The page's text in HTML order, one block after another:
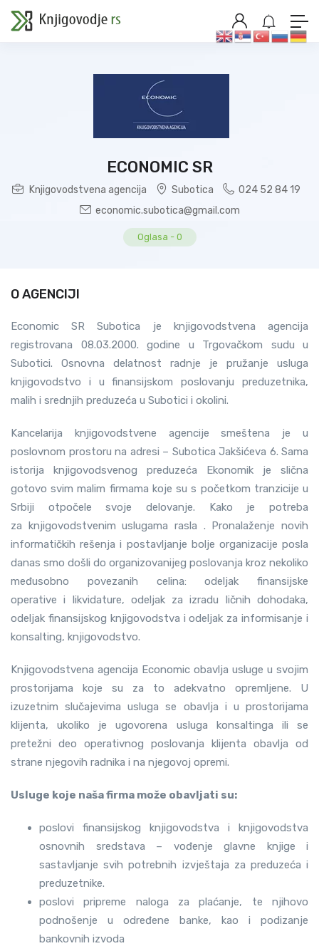
ECONOMIC SR
Knjigovodstvena agencija Subotica
024 52 84 19
economic.subotica@gmail.com
Oglasa - 0
O AGENCIJI
Economic SR Subotica je knjigovodstvena agencija
registrovana 08.03.2000. godine u Trgovačkom sudu u
Subotici. Osnovna delatnost radnje je pružanje usluga
knjigovodstvo i u finansijskom poslovanju preduzetnika,
malih i srednjih preduzeća u Subotici i okolini.
Kancelarija knjigovodstvene agencije smeštena je u
poslovnom prostoru na adresi – Subotica Jakšićeva 6. Sama
istorija knjigovodsvenog preduzeća Ekonomik je slična
gotovo svim malim firmama koje su s početkom tranzicije u
Srbiji otpočele svoje delovanje. Kako je potreba
za knjigovodstvenim uslugama rasla . Pronalaženje novih
informatičkih rešenja i postavljanje bolje organizacije posla
danas smo došli do organizovanijeg poslovanja kroz nekoliko
međusobno povezanih celina: odeljak finansijske
operative i likvidature, odeljak za izradu ličnih dohodaka,
odeljak finansijskog knjigovodstva i odeljak za informisanje i
konsalting, knjigovodstvo.
Knjigovodstvena agencija Economic obavlja usluge u svojim
prostorijama koje su za to adekvatno opremljene. U
izuzetnim slučajevima usluga se obavlja i u prostorijama
klijenta, ukoliko je ugovorena usluga konsaltinga ili se
pretežni deo operativnog poslovanja klijenta obavlja od
strane njegovih radnika i na njegovoj opremi.
Usluge koje naša firma može obavljati su:
poslovi finansijskog knjigovodstva i knjigovodstva
osnovnih sredstava – vođenje glavne knjige i
sastavljanje svih potrebnih izvještaja za preduzeća i
preduzetnike.
poslovi pripreme naloga za plaćanje, te njihovo
podnošenje u određene banke, kao i podizanje
bankovnih izvoda